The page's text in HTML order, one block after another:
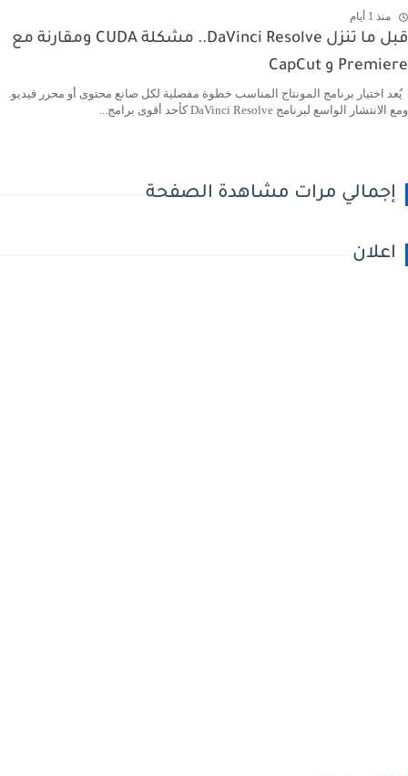
منذ 1 أيام
قبل ما تنزل DaVinci Resolve.. مشكلة CUDA ومقارنة مع
Premiere و CapCut
يُعد اختيار برنامج المونتاج المناسب خطوة مفصلية لكل صانع محتوى أو محرر فيديو.
ومع الانتشار الواسع لبرنامج DaVinci Resolve كأحد أقوى برامج...
إجمالي مرات مشاهدة الصفحة
اعلان